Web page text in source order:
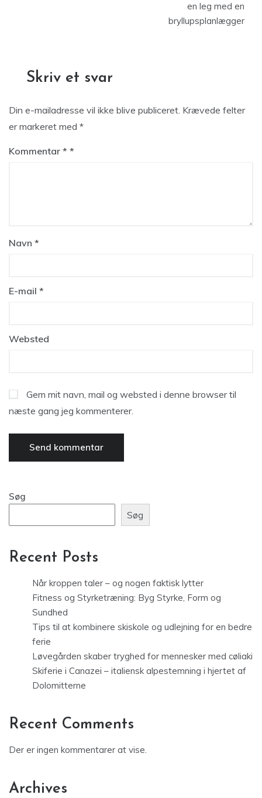
en leg med en
bryllupsplanlægger
Skriv et svar
Din e-mailadresse vil ikke blive publiceret. Krævede felter
er markeret med *
Kommentar *
Navn *
E-mail *
Websted
Gem mit navn, mail og websted i denne browser til
næste gang jeg kommenterer.
Søg
Søg
Recent Posts
Når kroppen taler – og nogen faktisk lytter
Fitness og Styrketræning: Byg Styrke, Form og
Sundhed
Tips til at kombinere skiskole og udlejning for en bedre
ferie
Løvegården skaber tryghed for mennesker med cøliaki
Skiferie i Canazei – italiensk alpestemning i hjertet af
Dolomitterne
Recent Comments
Der er ingen kommentarer at vise.
Archives